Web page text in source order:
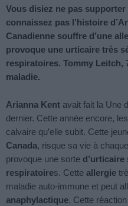
Vous disiez ne pas supporter
connaissez pas l’histoire
Canadienne souffre d’une
provoque une urticaire très
respiratoires. Tommy Leitch,
maladie.
Arianna Kent avait fait la Une
dernier. Cette année encore,
calvaire qu’elle subit. Cette
Canada, risque sa vie à
provoque une sorte d’urticaire
respiratoires. Cette allergie
maladie auto-immune et peut
anaphylactique. Cette